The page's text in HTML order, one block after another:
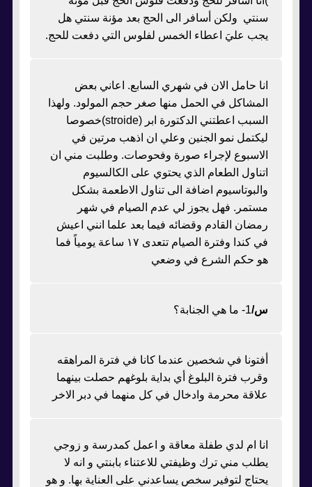
سنتي ولكن أسافر الى الحج بعد مؤنة سنتي هل
يجب عليَ اعطاء الخمس لفلوس التي دفعت للحج.
انا حامل الان في شهري السابع. اعاني بعض
المشاكل في الحمل منها صغر حجم المولود. ولهذا
السبب اعطتني الدكتورة ابر (stroide)خصوصا
ليكتمل نمو الجنين وعلي ان اذهب مرتين في
الاسبوع لإجراء صورة وفحوصات. وطلبت مني ان
اتناول الطعام الذي يحتوي على الكالسيوم
والبوتاسيوم اضافة الى تناول الاطعمة بشكل
مستمر. فهل يجوز لي عدم الصيام في شهر
رمضان القادم وقضائه فيما بعد علما انني اعيش
في كندا وفترة الصيام تتعدى ١٧ ساعة يومياً فما
هو حكم الشرع في وضعي
س/1- ما هي الجنابة؟
أفتونا في شخصين عندما كانا في فترة المراهقه
وقرب فترة البلوغ أي بداية بلوغهم حصلت بينهما
علاقة محرمة وادخال في كل منهما في دبر الاخر
انا ام لدي طفلة معاقة و اعمل كمدرسة و زوجي
يطلب مني ترك وظيفتي للاعتناء بابنتي و انه لا
يحتاج لتوفير سخص يساعدني على العناية بها. و هو